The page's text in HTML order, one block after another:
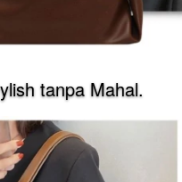
tanpa Mahal.